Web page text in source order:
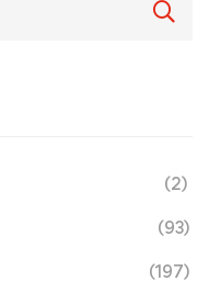
(2)
(93)
(197)